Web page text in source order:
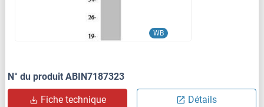
WB
N° du produit ABIN7187323
Fiche technique Détails